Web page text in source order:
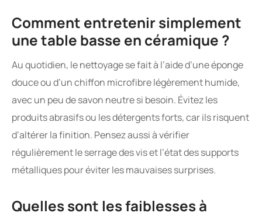
Comment entretenir simplement
une table basse en céramique ?
Au quotidien, le nettoyage se fait à l’aide d’une éponge
douce ou d’un chiffon microfibre légèrement humide,
avec un peu de savon neutre si besoin. Évitez les
produits abrasifs ou les détergents forts, car ils risquent
d’altérer la finition. Pensez aussi à vérifier
régulièrement le serrage des vis et l’état des supports
métalliques pour éviter les mauvaises surprises.
Quelles sont les faiblesses à